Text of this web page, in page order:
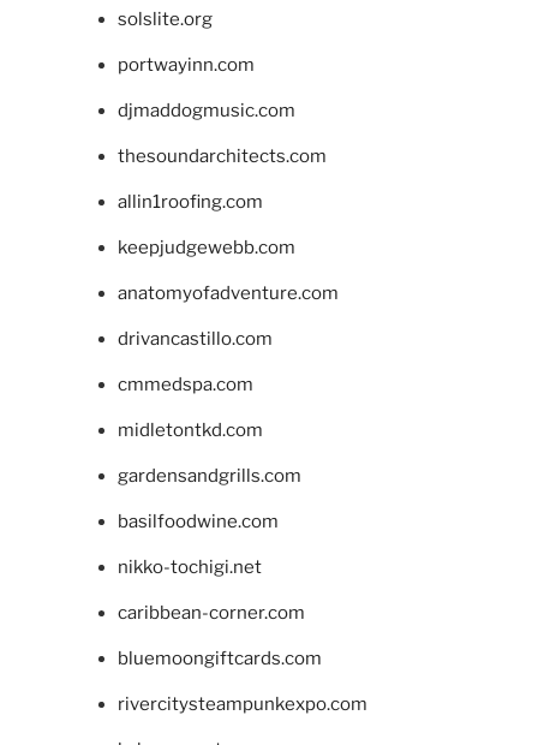
solslite.org
portwayinn.com
djmaddogmusic.com
thesoundarchitects.com
allin1roofing.com
keepjudgewebb.com
anatomyofadventure.com
drivancastillo.com
cmmedspa.com
midletontkd.com
gardensandgrills.com
basilfoodwine.com
nikko-tochigi.net
caribbean-corner.com
bluemoongiftcards.com
rivercitysteampunkexpo.com